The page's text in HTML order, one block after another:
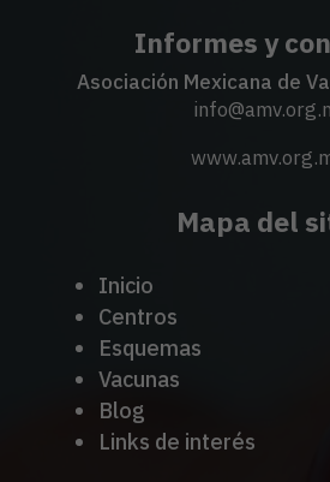
Informes y
Asociación Mexicana de
Mapa del
Inicio
Centros
Esquemas
Vacunas
Blog
Links de interés